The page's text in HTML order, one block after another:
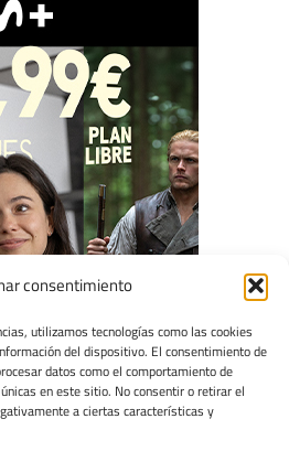
consentimiento
utilizamos tecnologías como las cookies
del dispositivo. El consentimiento de
datos como el comportamiento de
en este sitio. No consentir o retirar el
a ciertas características y